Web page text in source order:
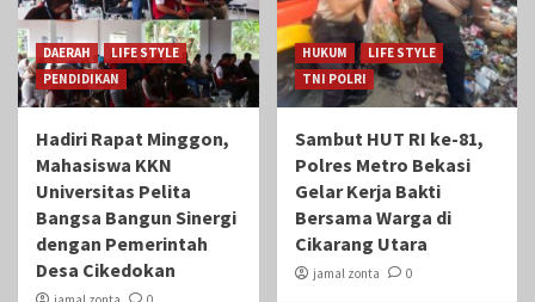
DAERAH
LIFE STYLE
PENDIDIKAN
Hadiri Rapat Minggon,
Mahasiswa KKN
Universitas Pelita
Bangsa Bangun Sinergi
dengan Pemerintah
Desa Cikedokan
HUKUM
LIFE STYLE
TNI POLRI
Sambut HUT RI ke-81,
Polres Metro Bekasi
Gelar Kerja Bakti
Bersama Warga di
Cikarang Utara
jamal zonta 0